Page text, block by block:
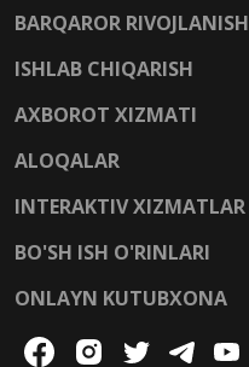
BARQAROR RIVOJLANISH
ISHLAB CHIQARISH
AXBOROT XIZMATI
ALOQALAR
INTERAKTIV XIZMATLAR
BO'SH ISH O'RINLARI
ONLAYN KUTUBXONA